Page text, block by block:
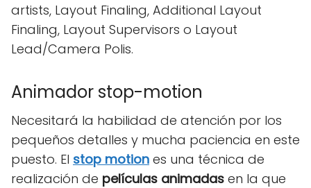
artists, Layout Finaling, Additional Layout
Finaling, Layout Supervisors o Layout
Lead/Camera Polis.
Animador stop-motion
Necesitará la habilidad de atención por los
pequeños detalles y mucha paciencia en este
puesto. El stop motion es una técnica de
realización de películas animadas en la que